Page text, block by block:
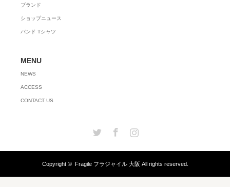
ブランド
ショップニュース
バンド Tシャツ
MENU
NEWS
ACCESS
CONTACT US
Twitter Facebook
Copyright © Fragile フラジャイル 大阪 All rights reserved.